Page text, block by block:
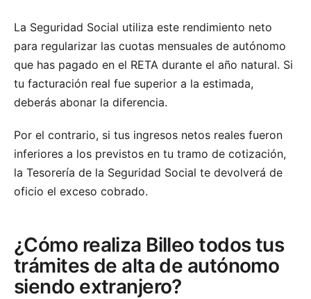
La Seguridad Social utiliza este rendimiento neto
para regularizar las cuotas mensuales de autónomo
que has pagado en el RETA durante el año natural. Si
tu facturación real fue superior a la estimada,
deberás abonar la diferencia.
Por el contrario, si tus ingresos netos reales fueron
inferiores a los previstos en tu tramo de cotización,
la Tesorería de la Seguridad Social te devolverá de
oficio el exceso cobrado.
¿Cómo realiza Billeo todos tus
trámites de alta de autónomo
siendo extranjero?